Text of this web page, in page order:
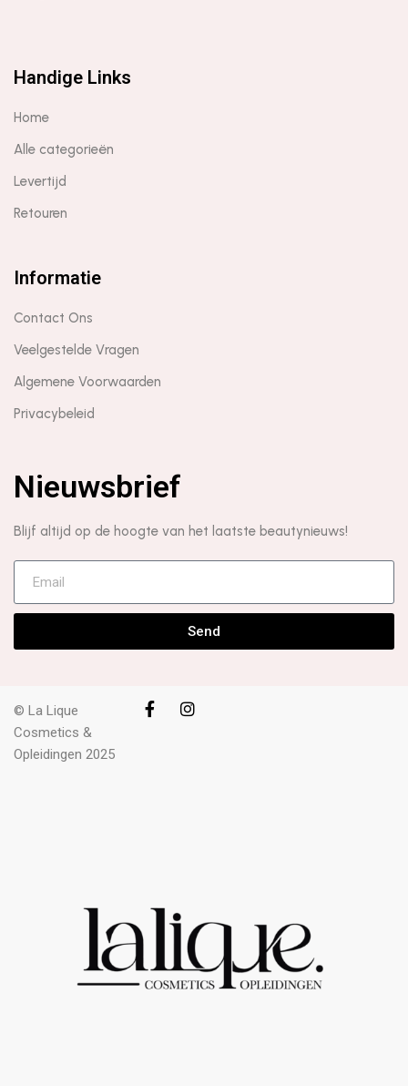
Handige Links
Home
Alle categorieën
Levertijd
Retouren
Informatie
Contact Ons
Veelgestelde Vragen
Algemene Voorwaarden
Privacybeleid
Nieuwsbrief
Blijf altijd op de hoogte van het laatste beautynieuws!
Send
© La Lique
Cosmetics &
Opleidingen 2025